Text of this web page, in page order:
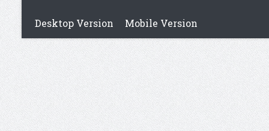
Desktop Version Mobile Version